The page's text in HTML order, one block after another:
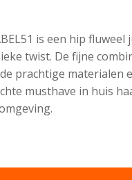
is een hip
twist. De fijne
prachtige materialen
musthave in huis